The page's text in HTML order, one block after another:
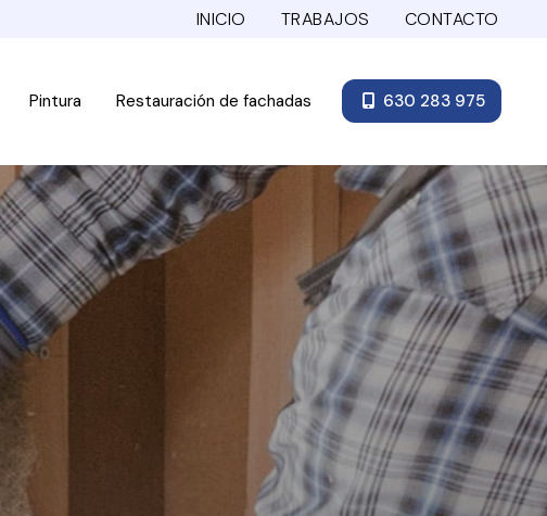
INICIO TRABAJOS CONTACTO
Pintura Restauración de fachadas 630 283 975